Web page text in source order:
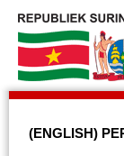
(ENGLISH)